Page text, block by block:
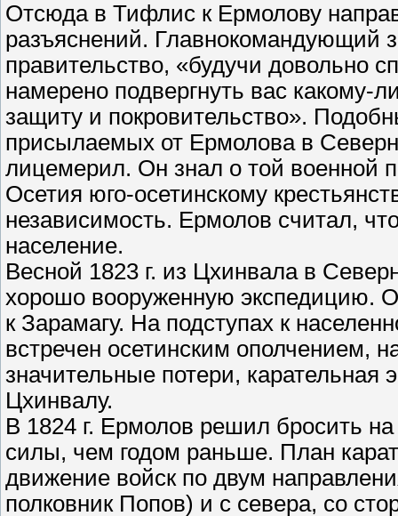
Отсюда в Тифлис к Ермолову
разъяснений. Главнокомандующий
правительство, «будучи довольно
намерено подвергнуть вас какому-
защиту и покровительство».
присылаемых от Ермолова в
лицемерил. Он знал о той военной
Осетия юго-осетинскому
независимость. Ермолов считал,
население.
Весной 1823 г. из Цхинвала в
хорошо вооруженную экспедицию.
к Зарамагу. На подступах к
встречен осетинским ополчением,
значительные потери, карательная
Цхинвалу.
В 1824 г. Ермолов решил бросить
силы, чем годом раньше. План
движение войск по двум
полковник Попов) и с севера, со